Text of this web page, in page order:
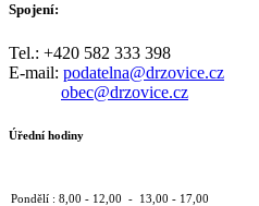
Spojení:
Tel.: +420 582 333 398
E-mail: podatelna@drzovice.cz
obec@drzovice.cz
Úřední hodiny
Pondělí : 8,00 - 12,00 - 13,00 - 17,00